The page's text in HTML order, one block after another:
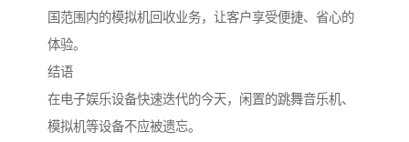
国范围内的模拟机回收业务，让客户享受便捷、省心的
体验。
结语
在电子娱乐设备快速迭代的今天，闲置的跳舞音乐机、
模拟机等设备不应被遗忘。